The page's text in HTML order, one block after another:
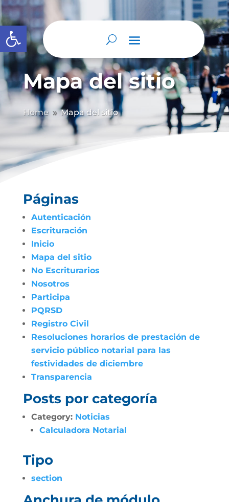
Abrir barra de herramientas
Mapa del sitio
Home 9 Mapa del sitio
Páginas
Autenticación
Escrituración
Inicio
Mapa del sitio
No Escriturarios
Nosotros
Participa
PQRSD
Registro Civil
Resoluciones horarios de prestación de
servicio público notarial para las
festividades de diciembre
Transparencia
Posts por categoría
Category: Noticias
Calculadora Notarial
Tipo
section